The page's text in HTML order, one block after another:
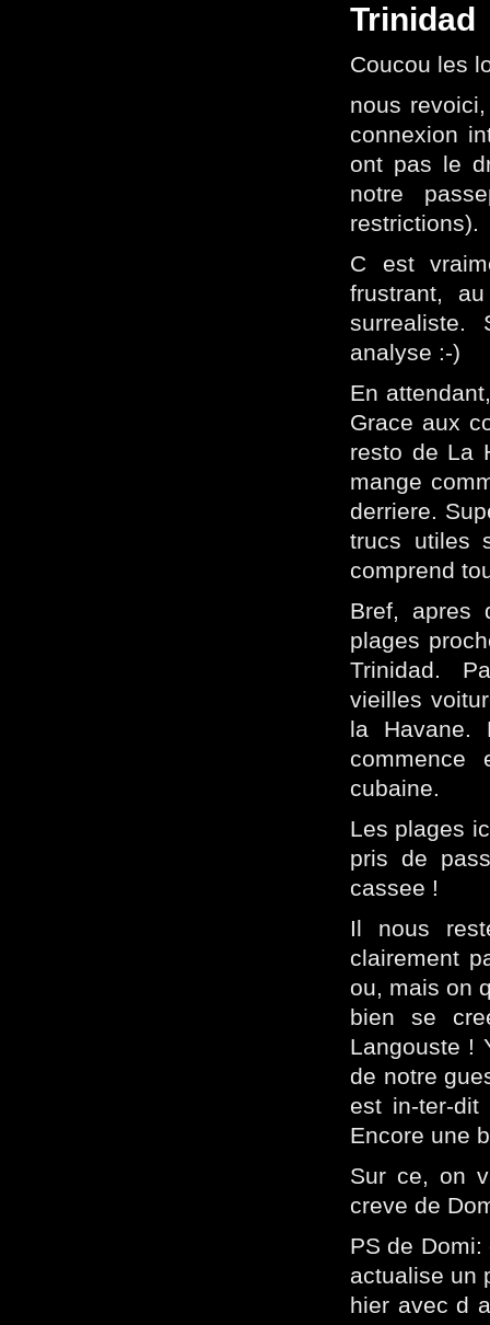
Trinidad
Coucou les
nous
connexion
ont pas le
notre
restrictions).
C est
frustrant,
surrealiste.
analyse :-)
En
Grace aux
resto de La
mange
derriere.
trucs utiles
comprend
Bref, apres
plages
Trinidad.
vieilles
la Havane.
commence
cubaine.
Les plages
pris de
cassee !
Il nous
clairement
ou, mais on
bien se
Langouste !
de notre
est in-ter-
Encore une
Sur ce, on
creve de
PS de
actualise un
hier avec d